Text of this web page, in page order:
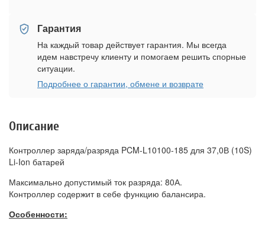
Гарантия
На каждый товар действует гарантия. Мы всегда
идем навстречу клиенту и помогаем решить спорные
ситуации.
Подробнее о гарантии, обмене и возврате
Описание
Контроллер заряда/разряда PCM-L10100-185 для 37,0В (10S)
Li-Ion батарей
Максимально допустимый ток разряда: 80А.
Контроллер содержит в себе функцию балансира.
Особенности: